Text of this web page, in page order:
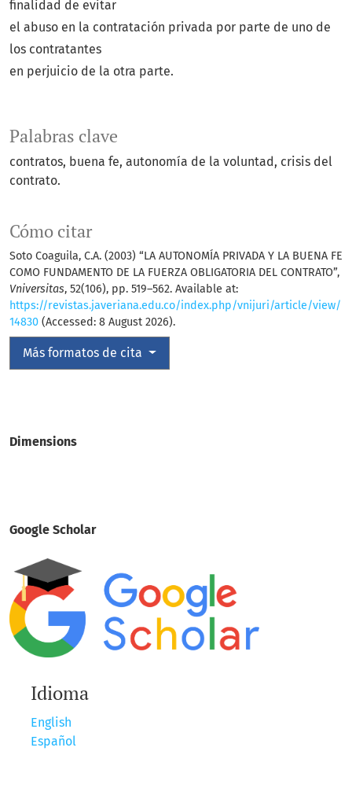
Palabras clave
contratos buena fe autonomía de la voluntad
crisis del
contrato.
Cómo citar
Soto Coaguila, C.A. (2003) “LA AUTONOMÍA PRIVADA Y LA BUENA FE
COMO FUNDAMENTO DE LA FUERZA OBLIGATORIA DEL CONTRATO”,
Vniversitas, 52(106), pp. 519–562. Available at:
https://revistas.javeriana.edu.co/index.php/vnijuri/article/view/
14830 (Accessed: 8 August 2026).
Más formatos de cita
Dimensions
Google Scholar
Idioma
English
Español
finalidad de evitar
el abuso en la contratación privada por parte de uno de
los contratantes
en perjuicio de la otra parte.